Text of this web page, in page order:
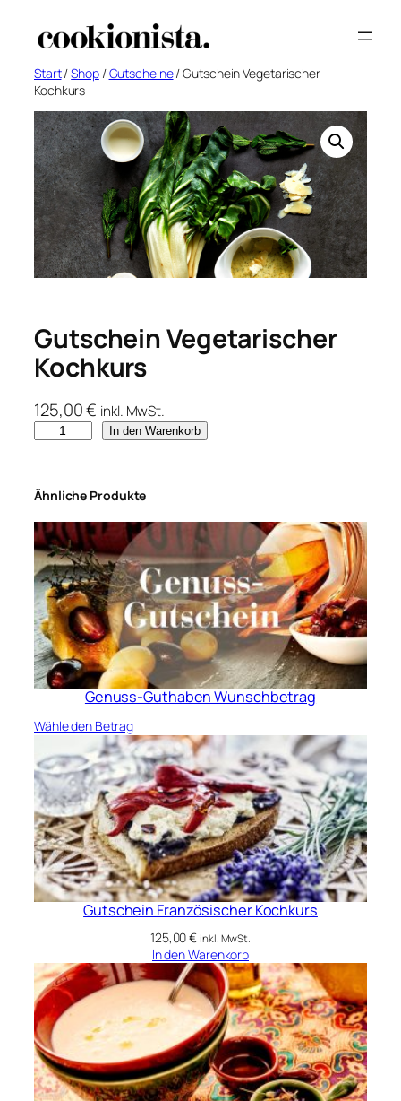
Inhalt
Start/Shop/Gutscheine/ Gutschein Vegetarischer
Kochkurs
Gutschein Vegetarischer
Kochkurs
125,00€ inkl. MwSt.
s
h
e
i
n
V
e
g
e
t
r
s
c
h
e
r
K
o
c
u
r
s
M
e
n
g
In den Warenkorb
Ähnliche Produkte
Genuss-Guthaben Wunschbetrag
Wähle den Betrag
Gutschein Französischer Kochkurs
125,00€ inkl. MwSt.
In den Warenkorb